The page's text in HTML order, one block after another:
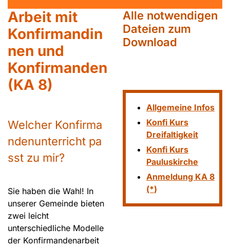
Arbeit mit
Konfirmandin
nen und
Konfirmanden
(KA 8)
Welcher Konfirma
ndenunterricht pa
sst zu mir?
Sie haben die Wahl! In
unserer Gemeinde bieten
zwei leicht
unterschiedliche Modelle
der Konfirmandenarbeit
Alle notwendigen
Dateien zum
Download
Allgemeine Infos
Konfi Kurs
Dreifaltigkeit
Konfi Kurs
Pauluskirche
Anmeldung KA 8
(*)